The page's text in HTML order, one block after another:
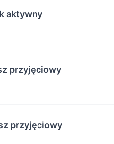
aktywny
przyjęciowy
przyjęciowy